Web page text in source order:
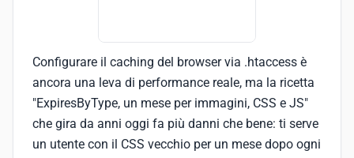
Configurare il caching del browser via .htaccess è
ancora una leva di performance reale, ma la ricetta
"ExpiresByType, un mese per immagini, CSS e JS"
che gira da anni oggi fa più danni che bene: ti serve
un utente con il CSS vecchio per un mese dopo ogni